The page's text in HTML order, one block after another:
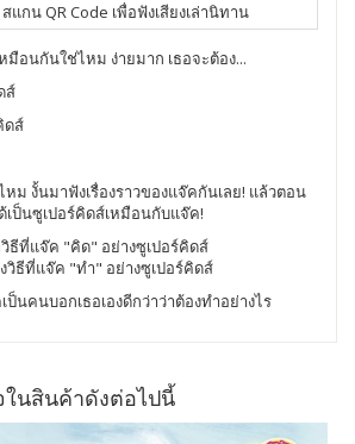
สแกน QR Code เพื่อฟังเสียงเล่านิทาน
มือนกันใช่ไหม ง่ายมาก เธอจะต้อง...
ส์
ดส์
ม งั้นมาฟังเรื่องราวของแจ๊คกันเลย! แล้วตอน
เป็นซูเปอร์คิดส์เหมือนกับแจ๊ค!
ธีที่แจ๊ค "คิด" อย่างซูเปอร์คิดส์
วิธีที่แจ๊ค "ทำ" อย่างซูเปอร์คิดส์
นคนบอกเธอเองดีกว่าว่าต้องทำอย่างไร
นสินค้าดังต่อไปนี้